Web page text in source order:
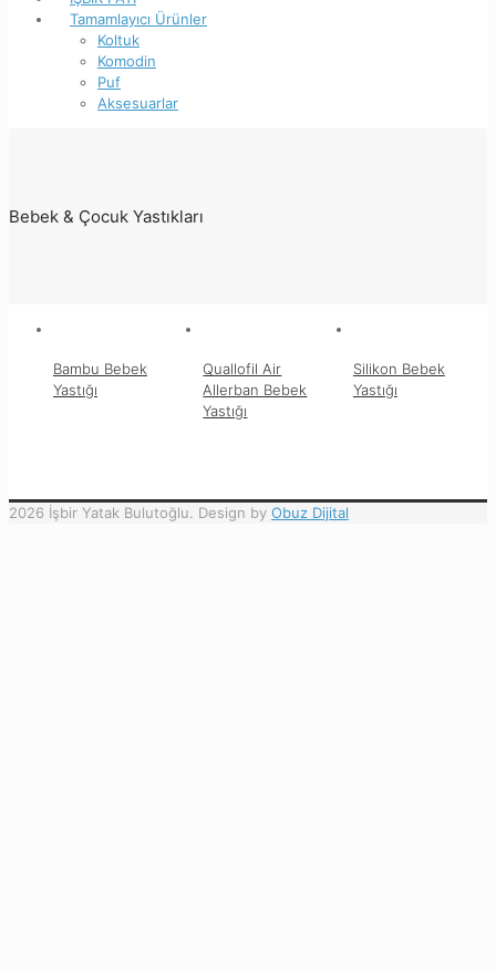
Tamamlayıcı Ürünler
Koltuk
Komodin
Puf
Aksesuarlar
Bebek & Çocuk Yastıkları
Bambu Bebek
Yastığı
Quallofil Air
Allerban Bebek
Yastığı
Silikon Bebek
Yastığı
2026 İşbir Yatak Bulutoğlu. Design by Obuz Dijital